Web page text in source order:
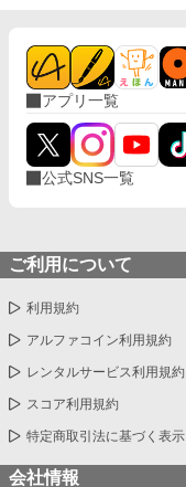
アプリ一覧
公式SNS一覧
ご利用について
利用規約
アルファコイン利用規約
レンタルサービス利用規約
スコア利用規約
特定商取引法に基づく表示
会社情報